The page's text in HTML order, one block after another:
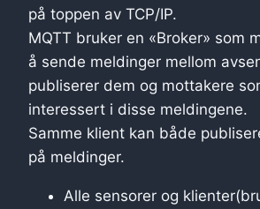
på toppen av TCP/IP.
MQTT bruker en «Broker» som
å sende meldinger mellom
publiserer dem og mottakere
interessert i disse meldingene.
Samme klient kan både
på meldinger.
Alle sensorer og